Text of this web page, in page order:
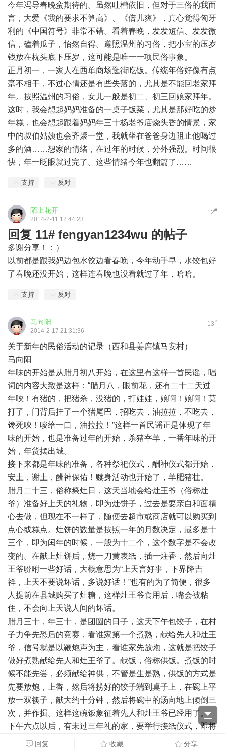
今年冯导春晚蛮期待的。虽然吐槽依旧，但对于三俗的我而
言，大爱《我的要求不算高》、《倍儿爽》，真心觉得匈牙
利的《中国符号》非常不错。看着春晚，发发短信、发发微
信，磕着瓜子，怡然自得。遵照温州的习俗，把小宝的压岁
钱放在枕头底下压岁，这可能是唯一一项民俗事象。
正月初一，一家人在西单商场逛街吃饭。传统年俗好像有点
毫不相干，不过心情还是有些失落的，尤其是不能回老家拜
年。按照温州的习俗，女儿一般是初二、初三回娘家拜年。
这时，我会想起妈妈准备的一桌子饭菜，尤其是那好吃的炒
年糕，也会想起跟着妈妈年三十杨老爷庙烧头香的情景，家
中的叔伯姑姨也会齐聚一堂，我就坐在爸爸身边阻止他喝过
多的酒……想家的情绪，在过年的时候，分外强烈。时间很
快，年一眨眼就过完了。这些情绪今年也翻篇了……
支持 反对
12#
陌上花开
2014-2-11 12:44:23
回复 11# fengyan1234wu 的帖子
多谢分享！：）
以前都是跟我妈边包水饺边看春晚，今年动手早，水饺包好
了春晚还没开始，这样连春晚也没看就过了年，哈哈。
支持 反对
13#
马向阳
2014-2-17 21:31:36
关于新年的民俗活动的记录（西和县姜席镇马安村）
马向阳
年味的开始是从腊月初八开始，在这里有这样一首民谣，唱
词的内容大致是这样：“腊月八，眼前花，还有二十二天过
年唊！有猪的，把猪杀，没猪的，打娃娃，娘啊！娘啊！莫
打了，门背后挂了一个猪尾巴，招吃去，油拉拉，不吃去，
馋死唊！唆给一口，油拉拉！”这样一首民谣正是体现了年
味的开始，也是准备过年的开始，杀猪宰羊，一番年味的开
始，年货摆出城。
接下来都是年味的准备，各种祭祀仪式，酬神仪式都开始，
安土，谢土，酬神保佑！赎身活动也开始了，羊肥猪壮。
腊月二十三，俗称祭灶日，这天当地会给灶王爷（俗称灶
爷）准备好上天的礼物，即为灶饼子，过去是要亲自和面精
心去做，但现在不一样了，随便去超市或商店就可以购买到
点心或糕点。灶饼的数量是按照一年的月数决定，最多是十
三个，即为闰年的时候，一般为十二个，这个数字是不会改
变的。在献上灶饼后，烧一刀黄表纸，插一炷香，然后向灶
王爷吩咐一些好话，大概意思为“上天言好事，下界降吉
祥，上天不要说坏话，多说好话！”也有的为了简便，很多
人提前在县城购买了灶糖，这样灶王爷食用后，嘴会被粘
住，不会向上天说人间的坏话。
腊月三十，年三十，是团圆的日子，这天下午包饺子，在村
子力争先恐后的竞赛，看谁家第一个煮熟，献给先人和灶王
爷，信号就是以鞭炮声为主，看谁家先放炮，这就是把饺子
做好煮熟献给先人和灶王爷了。献饭，俗称供饭。煮饭的时
候不能先尝，必须献给神供，不管是生是熟，供饭的方式是
先要放炮，上香，然后将捞好的饺子端到桌子上，在碗上平
放一双筷子，献大约十分钟，然后将碗中的汤向地上倾倒三
次，并作揖。这样这碗饭象征着先人和灶王爷已经用了。
下午六点以后，有未过三年礼的家，要举行接纸仪式，即将
去世亲人的魂灵接回来在家过年，亲戚、朋友、村里人要封
回复 收藏 分享